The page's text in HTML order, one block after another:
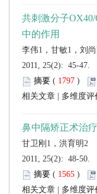
2011, 25(2): 45-47.
(
)
2011, 25(2): 48-50.
(
)